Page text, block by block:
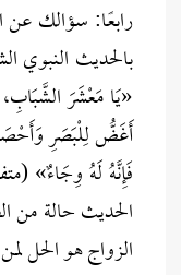
رابعًا: سؤالك عن
بالحديث النبوي
«يَا مَعْشَرَ
أَغَضُّ لِلْبَصَرِ
فَإِنَّهُ لَهُ وِجَاءٌ»
الحديث حالة من
الزواج هو الحل